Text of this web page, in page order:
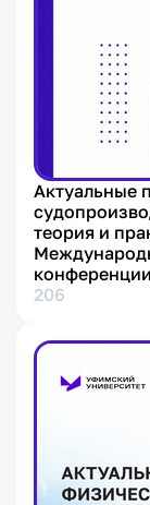
Актуальные
теория и
206